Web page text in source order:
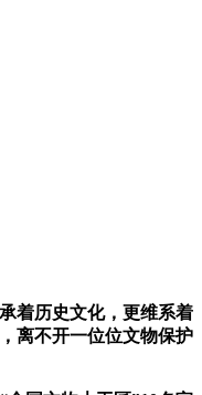
历史文化，更维系着
离不开一位位文物保护